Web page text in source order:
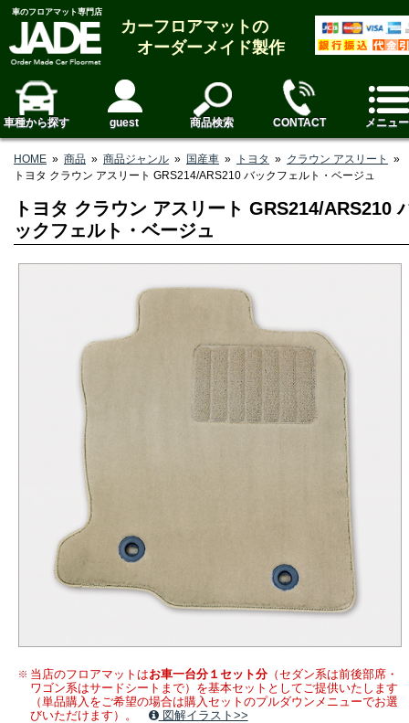
車のフロアマット専門店
カーフロアマットの
オーダーメイド製作
車種から探す guest 商品検索 CONTACT メニュー
HOME » 商品 » 商品ジャンル » 国産車 » トヨタ » クラウン アスリート
»
トヨタ クラウン アスリート GRS214/ARS210 バックフェルト・ベージュ
トヨタ クラウン アスリート GRS214/ARS210
ックフェルト・ベージュ
当店のフロアマットはお車一台分１セット分（セダン系は前後部席・
ワゴン系はサードシートまで）を基本セットとしてご提供いたします
（単品購入をご希望の場合は購入セットのプルダウンメニューでお選
びいただけます）。
図解イラスト>>